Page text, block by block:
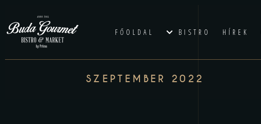
FŐOLDAL BISTRO HÍREK
SZEPTEMBER 2022